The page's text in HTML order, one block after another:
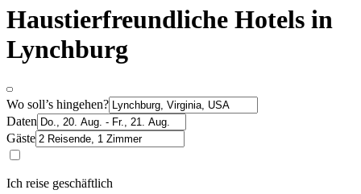
Haustierfreundliche Hotels in
Lynchburg
Wo soll’s hingehen?
Daten
Gäste
Ich reise geschäftlich